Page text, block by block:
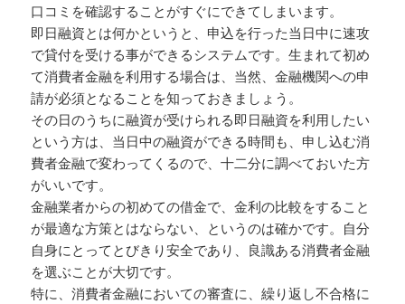
口コミを確認することがすぐにできてしまいます。
即日融資とは何かというと、申込を行った当日中に速攻
で貸付を受ける事ができるシステムです。生まれて初め
て消費者金融を利用する場合は、当然、金融機関への申
請が必須となることを知っておきましょう。
その日のうちに融資が受けられる即日融資を利用したい
という方は、当日中の融資ができる時間も、申し込む消
費者金融で変わってくるので、十二分に調べておいた方
がいいです。
金融業者からの初めての借金で、金利の比較をすること
が最適な方策とはならない、というのは確かです。自分
自身にとってとびきり安全であり、良識ある消費者金融
を選ぶことが大切です。
特に、消費者金融においての審査に、繰り返し不合格に